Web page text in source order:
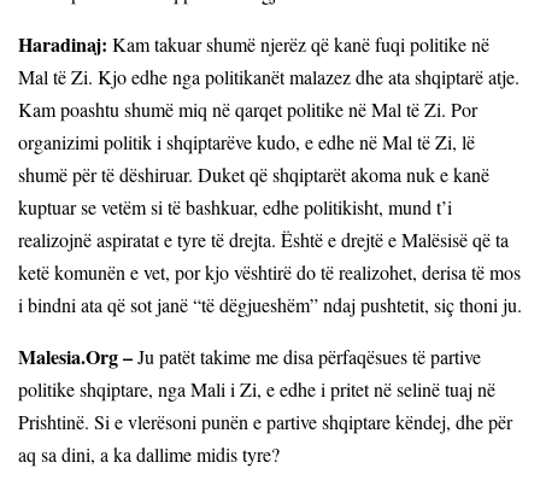
Haradinaj: Kam takuar shumë njerëz që kanë fuqi politike në
Mal të Zi. Kjo edhe nga politikanët malazez dhe ata shqiptarë atje.
Kam poashtu shumë miq në qarqet politike në Mal të Zi. Por
organizimi politik i shqiptarëve kudo, e edhe në Mal të Zi, lë
shumë për të dëshiruar. Duket që shqiptarët akoma nuk e kanë
kuptuar se vetëm si të bashkuar, edhe politikisht, mund t’i
realizojnë aspiratat e tyre të drejta. Është e drejtë e Malësisë që ta
ketë komunën e vet, por kjo vështirë do të realizohet, derisa të mos
i bindni ata që sot janë “të dëgjueshëm” ndaj pushtetit, siç thoni ju.
Malesia.Org –Ju patët takime me disa përfaqësues të partive
politike shqiptare, nga Mali i Zi, e edhe i pritet në selinë tuaj në
Prishtinë. Si e vlerësoni punën e partive shqiptare këndej, dhe për
aq sa dini, a ka dallime midis tyre?